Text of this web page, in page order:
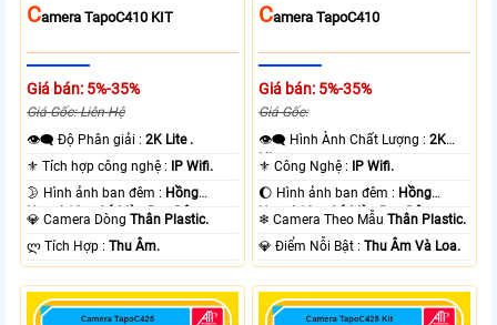
CAmera TapoC410 KIT
Giá bán: 5%-35%
Giá Gốc: Liên Hệ
👁️‍🗨 Độ Phân giải :2K Lite .
⚜️ Tích hợp công nghệ :
IP Wifi.
🌛 Hình ảnh ban đêm : Hồng
Ngoại 10m Có Màu Ban Ðêm.
💎 Camera DòngThân Plastic.
️ლ Tích Hợp :Thu Âm.
CAmera TapoC410
Giá bán: 5%-35%
Giá Gốc:
👁️‍🗨 Hình Ành Chất Lượng :2K
Lite .
⚜️ Công Nghệ :
IP Wifi.
🌔 Hình ảnh ban đêm : Hồng
Ngoại 10m Có Màu Ban Ðêm.
❄ Camera Theo MẫuThân Plastic.
️💎 Điểm Nỗi Bật :Thu Âm Và Loa.